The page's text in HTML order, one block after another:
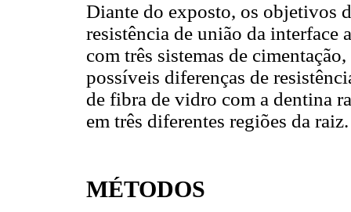
Diante do exposto, os objetivos
resistência de união da
com três sistemas de
possíveis diferenças de
de fibra de vidro com a dentina
em três diferentes regiões da raiz.
MÉTODOS